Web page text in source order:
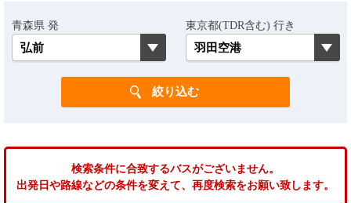
青森県 発 東京都(TDR含む) 行き
検索条件に合致するバスがございません。
出発日や路線などの条件を変えて、再度検索をお願い致します。